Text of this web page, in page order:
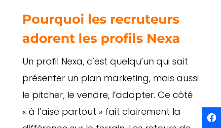
Pourquoi les recruteurs
adorent les profils Nexa
Un profil Nexa, c’est quelqu’un qui sait
présenter un plan marketing, mais aussi
le pitcher, le vendre, l’adapter. Ce côté
« à l’aise partout » fait clairement la